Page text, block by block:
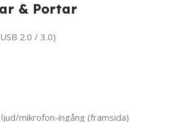
& Portar
2.0 / 3.0)
mikrofon-ingång (framsida)